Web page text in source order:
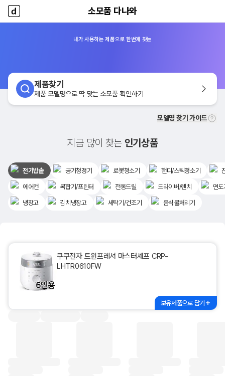
소모품 다나와
홈
소모품 다나와
내가 사용하는 제품으로 한번에 찾는
제품찾기
제품 모델명으로 딱 맞는 소모품 확인하기
모델명 찾기 가이드
지금 많이 찾는 인기상품
전기밥솥 공기청정기 로봇청소기 핸디/스틱청소기
에어컨 복합기/프린터 전동드릴 드라이버/렌치 면도
냉장고 김치냉장고 세탁기/건조기 음식물처리기
쿠쿠전자 트윈프레셔 마스터셰프 CRP-
LHTR0610FW
보유제품으로 담기